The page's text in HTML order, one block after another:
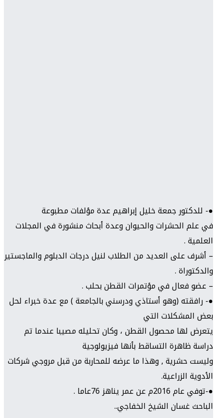
●- للدكتور جمعة خليل إبراهيم عدة مؤلفات مطبوعة
في علم الحشرات والحيوان وعدة أبحاث منشورة في المجلات
العلمية .
– أشرف على العديد من الطلاب لنيل درجات الدبلوم والماجستير
والدكتوراة .
– عضو فعال في مؤتمرات القطن بحلب .
●- رافقته (وهو أستاذي ودرسني بالجامعة ) مع عدة خبراء لحل
بعض المشكلات التي
يتعرض لها محصول القطن ، وكان تحليله مصيبا عندما تم
دراسة ظاهرة التساقط بأنها فيزيولوجية
وليست حشرية , وهذا ما عرضه للمحاربة من قبل مروجي شركات
الأدوية الزراعية.
●-توفي عام 2016م عن عمر يناهز 76عاما .
الباحث غسان الشيخ الخفاجي..